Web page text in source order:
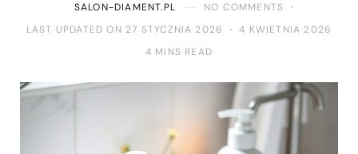
SALON-DIAMENT.PL
NO COMMENTS
LAST UPDATED ON 27 STYCZNIA 2026
4 KWIETNIA 2026
4 MINS READ